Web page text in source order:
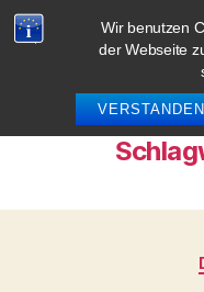
Wir benutzen
der Webseite
VERSTANDEN